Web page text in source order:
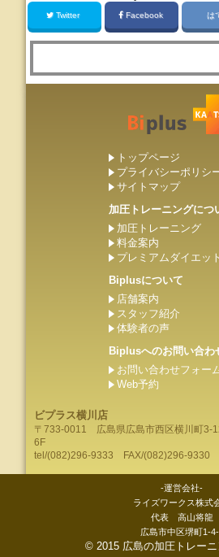
Twitter Facebook は
トップページ
プライバシーポリシ
サイトマップ
加圧トレーニングにつ
加圧トレーニング
料金案内
プレミアムダイエット
Biplusについて
店舗案内
スタッフ紹介
体験者の声
Biplusへのお問い合わ
お問い合わせフォー
Web予約
ビプラス横川店
〒733-0011 広島県広島市西区横川町3-
6F
tel/(082)296-9333 FAX/(082)296-9330
-運営会社-
ライズワークス株式
代表 高山将龍
広島市中区堺町1-
© 2015 広島の加圧トレー